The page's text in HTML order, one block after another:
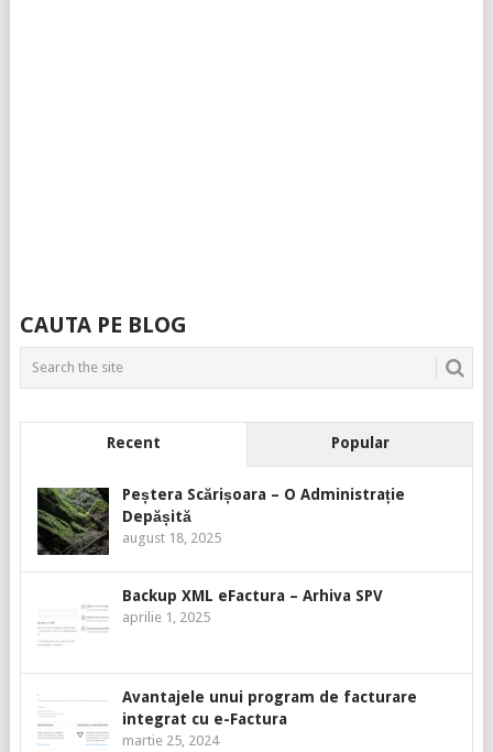
CAUTA PE BLOG
Recent Popular
Peștera Scărișoara – O Administrație
Depășită
august 18, 2025
Backup XML eFactura – Arhiva SPV
aprilie 1, 2025
Avantajele unui program de facturare
integrat cu e-Factura
martie 25, 2024